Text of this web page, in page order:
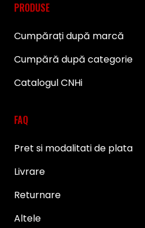
PRODUSE
Cumpărați după marcă
Cumpără după categorie
Catalogul CNHi
FAQ
Pret si modalitati de plata
Livrare
Returnare
Altele